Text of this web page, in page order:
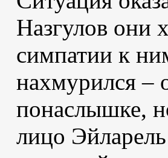
Назгулов они
симпатии к
нахмурился –
понаслышке,
лицо